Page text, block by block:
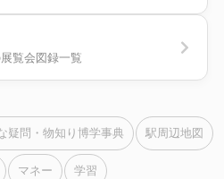
覧会図録一覧
疑問・物知り博学事典 駅周辺地図
マネー 学習